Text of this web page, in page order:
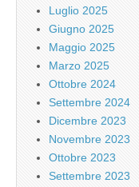
Luglio 2025
Giugno 2025
Maggio 2025
Marzo 2025
Ottobre 2024
Settembre 2024
Dicembre 2023
Novembre 2023
Ottobre 2023
Settembre 2023